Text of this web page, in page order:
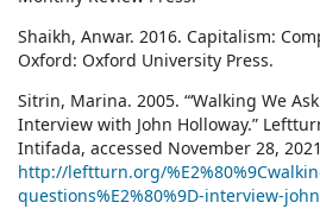
Shaikh, Anwar. 2016. Capitalism:
Oxford: Oxford University Press.
Sitrin, Marina. 2005. “‘Walking We
Interview with John Holloway.”
Intifada, accessed November 28,
http://leftturn.org/
questions%E2%80%9D-interview-